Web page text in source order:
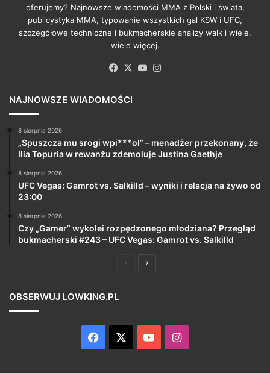
oferujemy? Najnowsze wiadomości MMA z Polski i świata,
publicystyka MMA, typowanie wszystkich gal KSW i UFC,
szczegółowe techniczne i bukmacherskie analizy walk i wiele,
wiele więcej.
Facebook
X YouTube
NAJNOWSZE WIADOMOŚCI
8 sierpnia 2026
„Spuszcza mu srogi wpi***ol” – menadżer przekonany, że
Ilia Topuria w rewanżu zdemoluje Justina Gaethje
8 sierpnia 2026
UFC Vegas: Gamrot vs. Salkilld – wyniki i relacja na żywo od
23:00
8 sierpnia 2026
Czy „Gamer” wykolei rozpędzonego młodziana? Przegląd
bukmacherski #243 – UFC Vegas: Gamrot vs. Salkilld
PoprzedniaNastępna
OBSERWUJ LOWKING.PL
Facebook YouTubeInstagram